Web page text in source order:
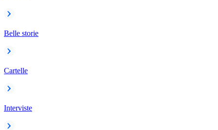
Belle storie
Cartelle
Interviste